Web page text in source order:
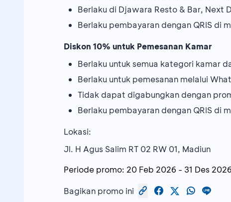
Berlaku di Djawara Resto & Bar, Next
Berlaku pembayaran dengan QRIS di
Diskon 10% untuk Pemesanan Kamar
Berlaku untuk semua kategori kamar
Berlaku untuk pemesanan melalui
Tidak dapat digabungkan dengan
Berlaku pembayaran dengan QRIS di
Lokasi:
Jl. H Agus Salim RT 02 RW 01, Madiun
Periode promo: 20 Feb 2026 - 31 Des 2026
Bagikan promo ini